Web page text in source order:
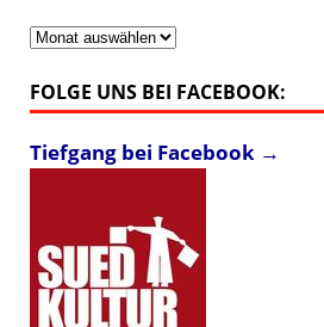
Archiv
FOLGE UNS BEI FACEBOOK:
Tiefgang bei Facebook →